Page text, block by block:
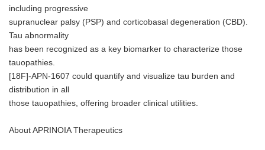
including progressive
supranuclear palsy (PSP) and corticobasal degeneration (CBD).
Tau abnormality
has been recognized as a key biomarker to characterize those
tauopathies.
[18F]-APN-1607 could quantify and visualize tau burden and
distribution in all
those tauopathies, offering broader clinical utilities.
About APRINOIA Therapeutics